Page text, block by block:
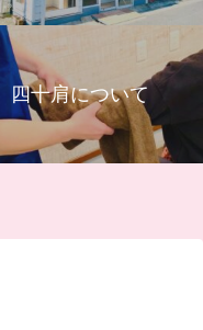
四十肩について